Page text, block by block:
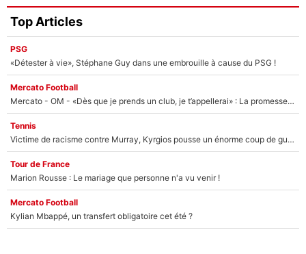
Top Articles
PSG
«Détester à vie», Stéphane Guy dans une embrouille à cause du PSG !
Mercato Football
Mercato - OM - «Dès que je prends un club, je t’appellerai» : La promesse de Marcelino au moment de claquer la porte
Tennis
Victime de racisme contre Murray, Kyrgios pousse un énorme coup de gueule !
Tour de France
Marion Rousse : Le mariage que personne n'a vu venir !
Mercato Football
Kylian Mbappé, un transfert obligatoire cet été ?